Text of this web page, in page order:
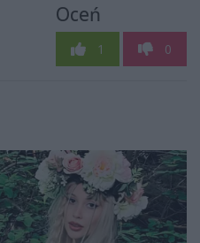
Oceń
1 0